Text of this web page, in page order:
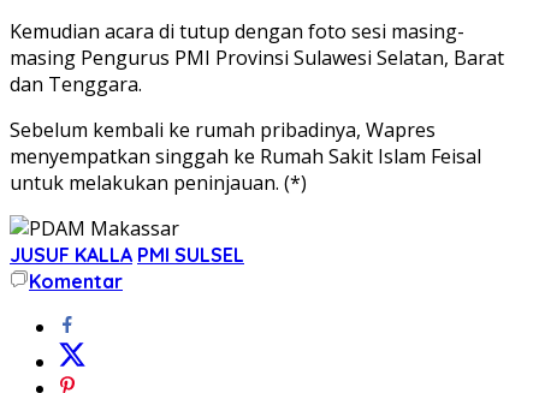
Kemudian acara di tutup dengan foto sesi masing-
masing Pengurus PMI Provinsi Sulawesi Selatan, Barat
dan Tenggara.
Sebelum kembali ke rumah pribadinya, Wapres
menyempatkan singgah ke Rumah Sakit Islam Feisal
untuk melakukan peninjauan. (*)
JUSUF KALLA PMI SULSEL
Komentar